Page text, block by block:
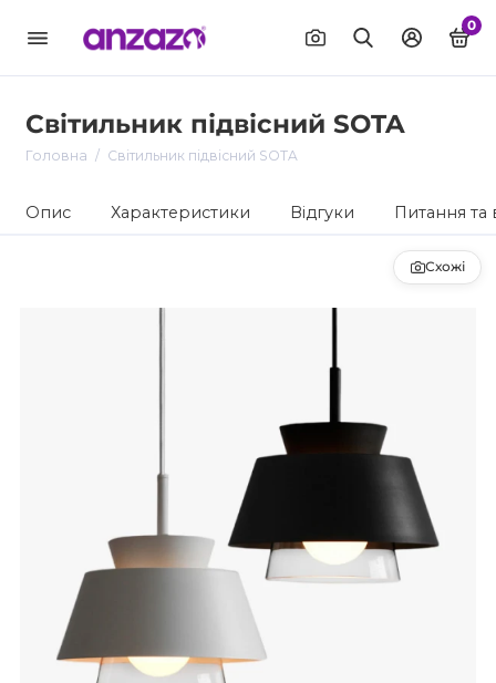
0
Світильник підвісний SOTA
Головна Світильник підвісний SOTA
Опис Характеристики Відгуки Питання та
Схожі